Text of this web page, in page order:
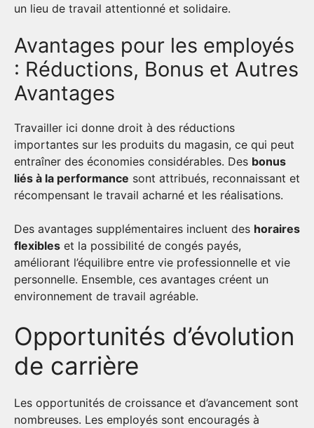
un lieu de travail attentionné et solidaire.
Avantages pour les employés
: Réductions, Bonus et Autres
Avantages
Travailler ici donne droit à des réductions
importantes sur les produits du magasin, ce qui peut
entraîner des économies considérables. Des bonus
liés à la performance sont attribués, reconnaissant et
récompensant le travail acharné et les réalisations.
Des avantages supplémentaires incluent des horaires
flexibles et la possibilité de congés payés,
améliorant l’équilibre entre vie professionnelle et vie
personnelle. Ensemble, ces avantages créent un
environnement de travail agréable.
Opportunités d’évolution
de carrière
Les opportunités de croissance et d’avancement sont
nombreuses. Les employés sont encouragés à